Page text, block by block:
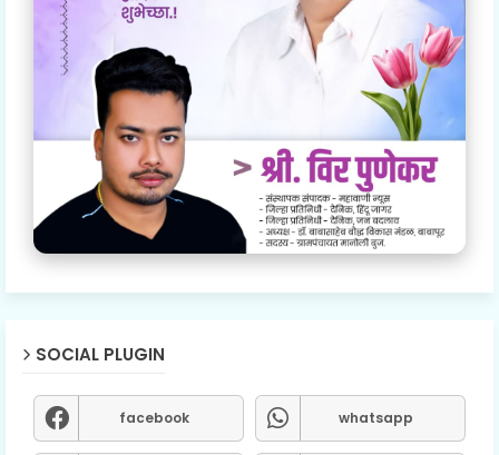
SOCIAL PLUGIN
facebook whatsapp